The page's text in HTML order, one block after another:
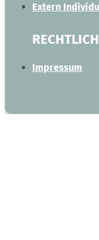
Extern
Impressum